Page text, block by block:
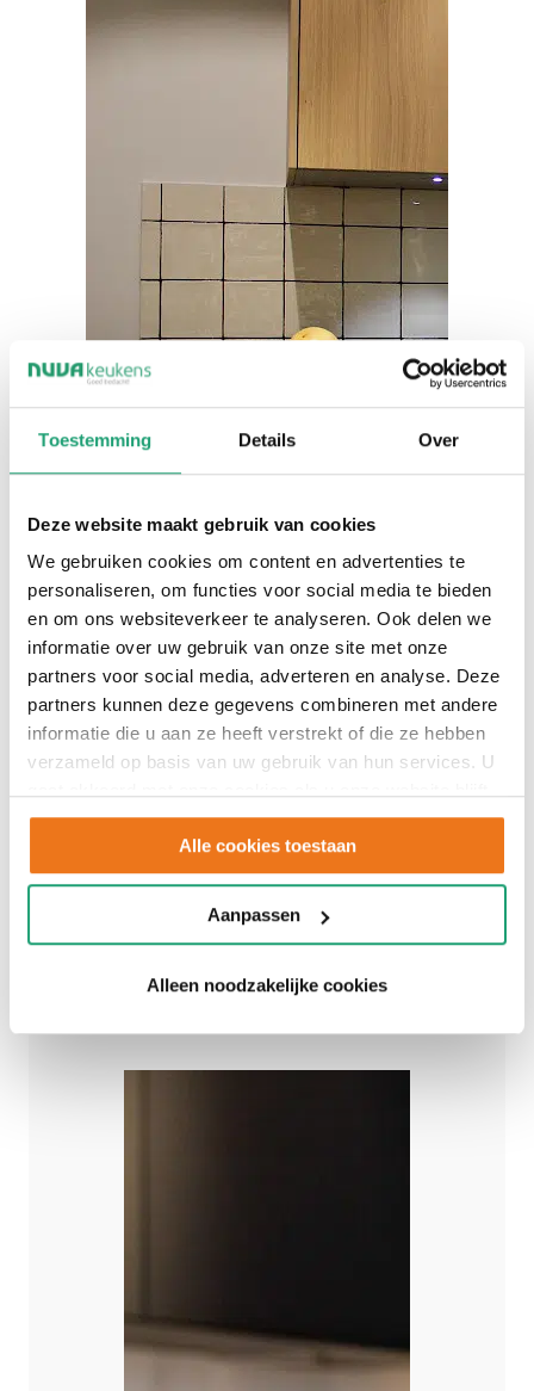
Toestemming Details Over
Deze website maakt gebruik van cookies
We gebruiken cookies om content en advertenties te
personaliseren, om functies voor social media te bieden
en om ons websiteverkeer te analyseren. Ook delen we
informatie over uw gebruik van onze site met onze
partners voor social media, adverteren en analyse. Deze
partners kunnen deze gegevens combineren met andere
informatie die u aan ze heeft verstrekt of die ze hebben
verzameld op basis van uw gebruik van hun services. U
gebruiken.
Alle cookies toestaan
Aanpassen
Alleen noodzakelijke cookies
D22b
SHOWROOMKEUKEN